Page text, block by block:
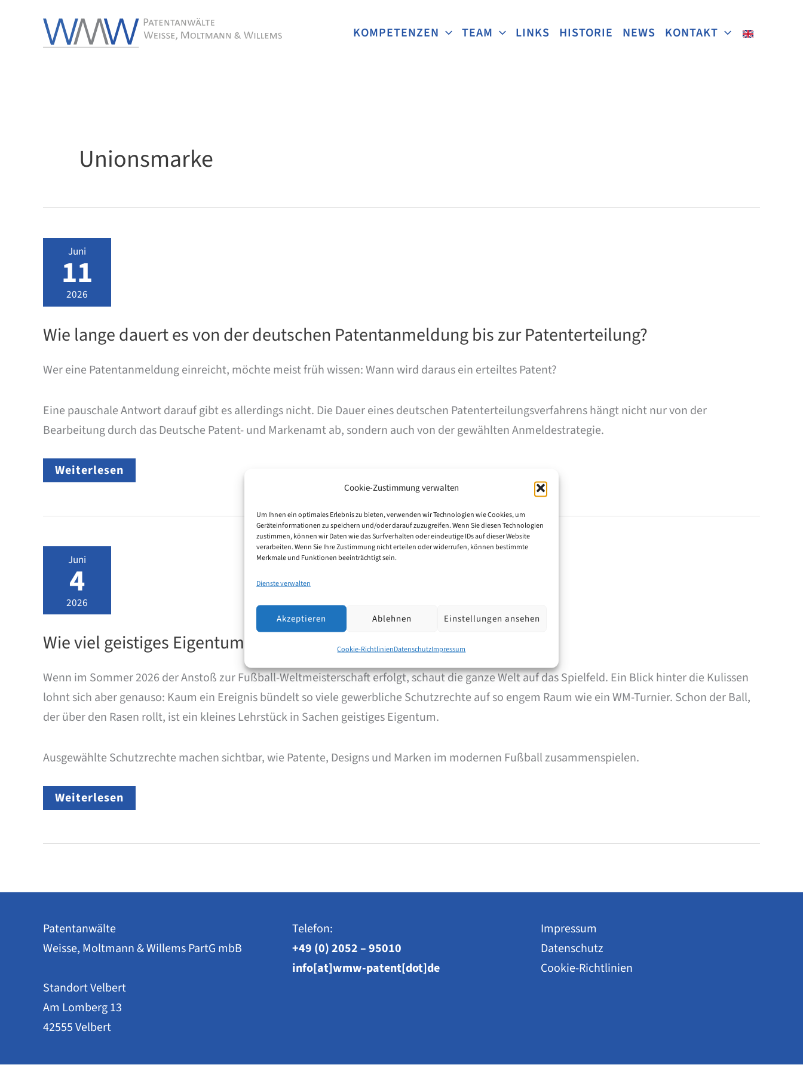
Cookie-Zustimmung verwalten
Um Ihnen ein optimales Erlebnis zu bieten, verwenden wir Technologien wie Cookies, um
Geräteinformationen zu speichern und/oder darauf zuzugreifen. Wenn Sie diesen Technologien
zustimmen, können wir Daten wie das Surfverhalten oder eindeutige IDs auf dieser Website
verarbeiten. Wenn Sie Ihre Zustimmung nicht erteilen oder widerrufen, können bestimmte
Merkmale und Funktionen beeinträchtigt sein.
Dienste verwalten
Akzeptieren Ablehnen Einstellungen ansehen
Cookie-RichtlinienDatenschutzImpressum
KOMPETENZEN TEAM LINKS HISTORIE NEWS KONTAKT
Unionsmarke
Juni
11
2026
Wie lange dauert es von der deutschen Patentanmeldung bis zur Patenterteilung?
Wer eine Patentanmeldung einreicht, möchte meist früh wissen: Wann wird daraus ein erteiltes Patent?
Eine pauschale Antwort darauf gibt es allerdings nicht. Die Dauer eines deutschen Patenterteilungsverfahrens hängt nicht nur von der
Bearbeitung durch das Deutsche Patent- und Markenamt ab, sondern auch von der gewählten Anmeldestrategie.
Wie
lange
von
Patentanmeldung
bis
zur
Patenterteilung?
Weiterlesen
Juni
4
2026
Wie viel geistiges Eigentum steckt in der Fußball-WM 2026?
Wenn im Sommer 2026 der Anstoß zur Fußball-Weltmeisterschaft erfolgt, schaut die ganze Welt auf das Spielfeld. Ein Blick hinter die Kulissen
lohnt sich aber genauso: Kaum ein Ereignis bündelt so viele gewerbliche Schutzrechte auf so engem Raum wie ein WM-Turnier. Schon der Ball,
der über den Rasen rollt, ist ein kleines Lehrstück in Sachen geistiges Eigentum.
Ausgewählte Schutzrechte machen sichtbar, wie Patente, Designs und Marken im modernen Fußball zusammenspielen.
Wie
viel
steckt
WM
Weiterlesen
Patentanwälte
Weisse, Moltmann & Willems PartG mbB
Standort Velbert
Am Lomberg 13
42555 Velbert
Telefon:
+49 (0) 2052 – 95010
info[at]wmw-patent[dot]de
Impressum
Datenschutz
Cookie-Richtlinien